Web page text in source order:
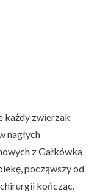
każdy zwierzak
nagłych
z Gałkówka
począwszy od
kończąc.